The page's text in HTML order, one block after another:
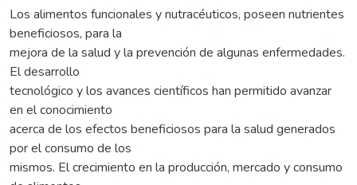
Los alimentos funcionales y nutracéuticos, poseen nutrientes
beneficiosos, para la
mejora de la salud y la prevención de algunas enfermedades.
El desarrollo
tecnológico y los avances científicos han permitido avanzar
en el conocimiento
acerca de los efectos beneficiosos para la salud generados
por el consumo de los
mismos. El crecimiento en la producción, mercado y consumo